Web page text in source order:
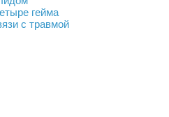
гейма
с травмой